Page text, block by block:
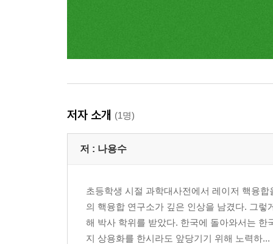
저자 소개 (1명)
저 : 나용수
초등학생 시절 과학대사전에서 레이저 핵융
의 핵융합 연구소가 깊은 인상을 남겼다. 그
해 박사 학위를 받았다. 한국에 돌아와서는
지 상용화를 한시라도 앞당기기 위해 노력하...